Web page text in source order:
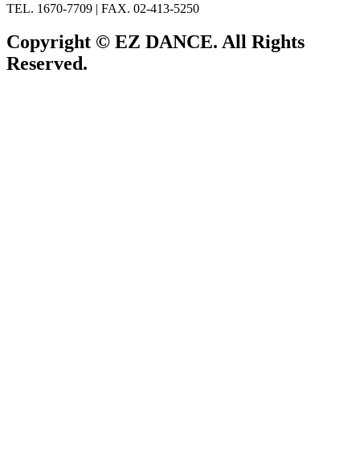
TEL. 1670-7709 | FAX. 02-413-5250
Copyright © EZ DANCE. All Rights
Reserved.